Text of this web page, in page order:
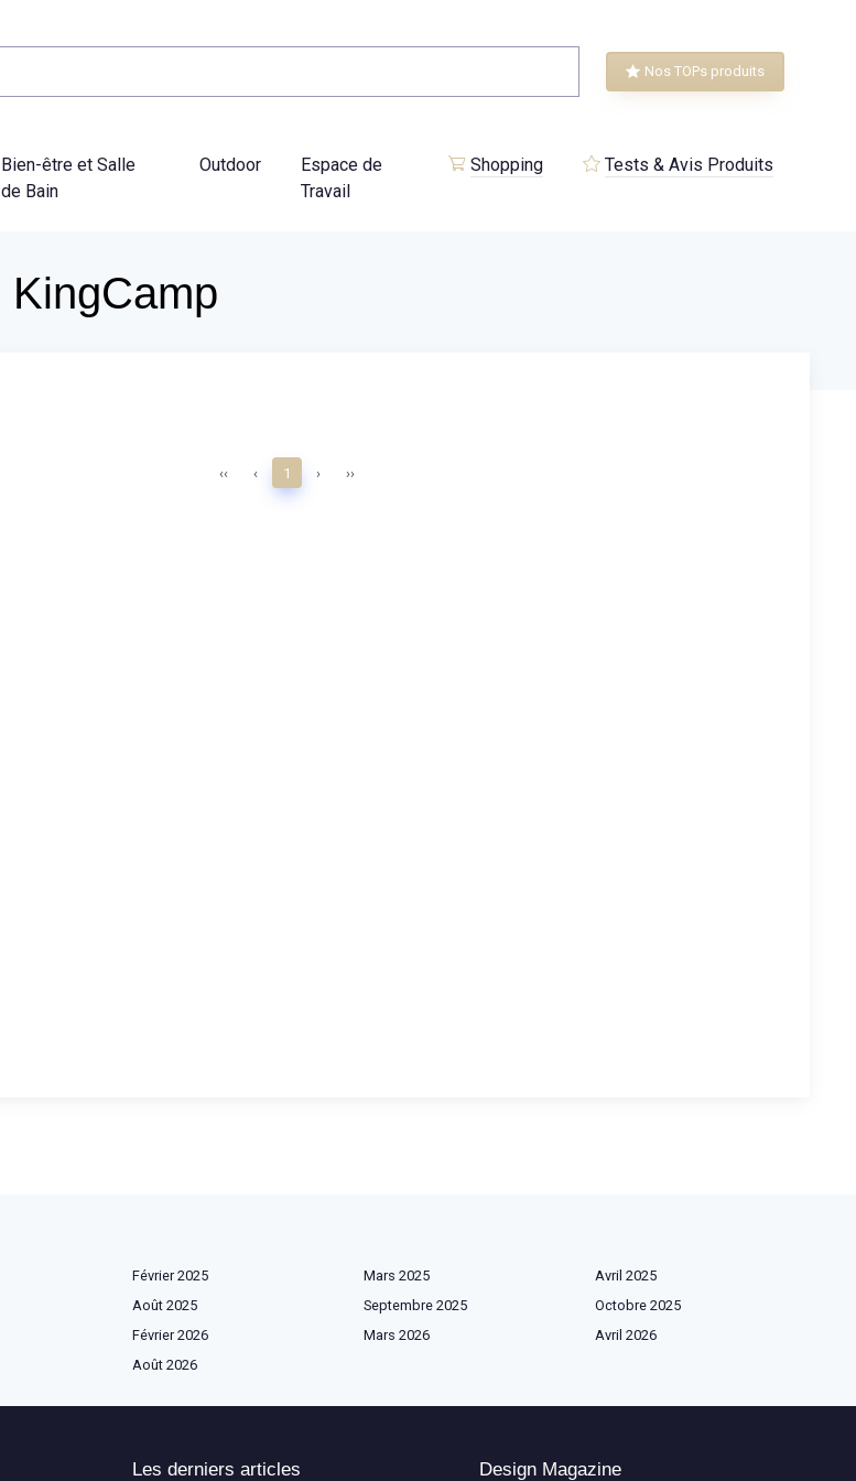
Nos TOPs produits
Bien-être et Salle
de Bain
Outdoor
Espace de
Travail
Shopping Tests & Avis Produits
KingCamp
‹‹ ‹ 1 › ››
Février 2025 Mars 2025
Avril 2025
Août 2025 Septembre 2025
Octobre 2025
Février 2026 Mars 2026
Avril 2026
Août 2026
Les derniers articles Design Magazine